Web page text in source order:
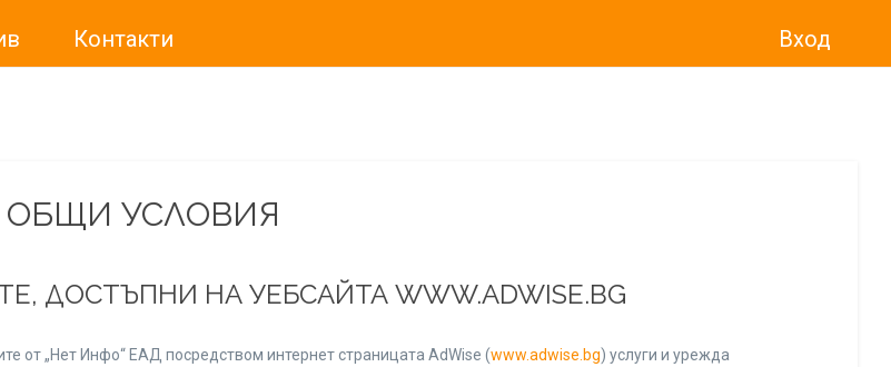
Контакти Вход
ОБЩИ УСЛОВИЯ
ДОСТЪПНИ НА УЕБСАЙТА WWW.ADWISE.BG
от „Нет Инфо“ ЕАД посредством интернет страницата AdWise (www.adwise.bg) услуги и урежда